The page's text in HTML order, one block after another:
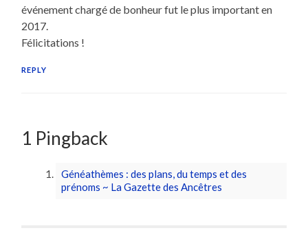
événement chargé de bonheur fut le plus important en
2017.
Félicitations !
REPLY
1 Pingback
Généathèmes : des plans, du temps et des
prénoms ~ La Gazette des Ancêtres